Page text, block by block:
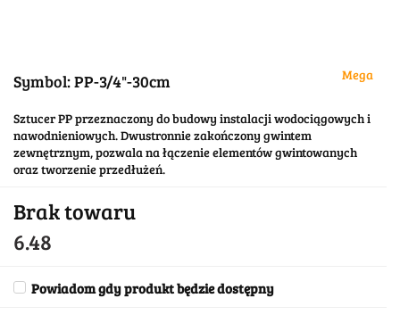
Symbol:PP-3/4"-30cm Mega
Sztucer PP przeznaczony do budowy instalacji wodociągowych i
nawodnieniowych. Dwustronnie zakończony gwintem
zewnętrznym, pozwala na łączenie elementów gwintowanych
oraz tworzenie przedłużeń.
Brak towaru
6.48
Powiadom gdy produkt będzie dostępny